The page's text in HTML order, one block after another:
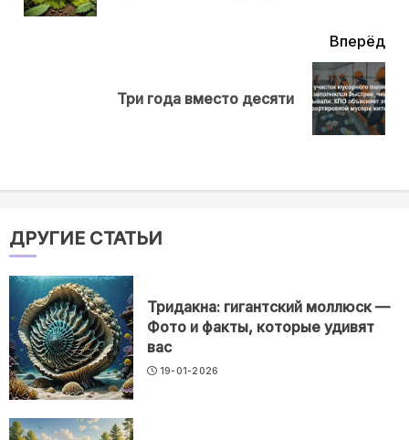
Вперёд
Три года вместо десяти
ДРУГИЕ СТАТЬИ
Тридакна: гигантский моллюск —
Фото и факты, которые удивят
вас
19-01-2026